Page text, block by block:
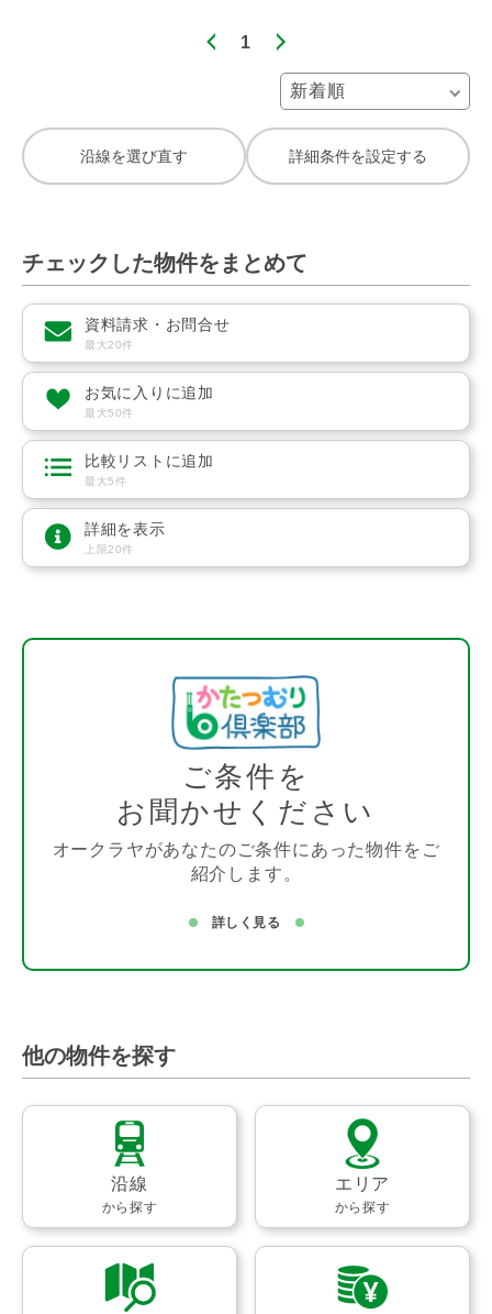
1
沿線を選び直す 詳細条件を設定する
チェックした物件をまとめて
資料請求・お問合せ
最大20件
お気に入りに追加
最大50件
比較リストに追加
最大5件
詳細を表示
上限20件
ご条件を
お聞かせください
オークラヤがあなたのご条件にあった物件をご
紹介します。
詳しく見る
他の物件を探す
沿線
から探す
エリア
から探す